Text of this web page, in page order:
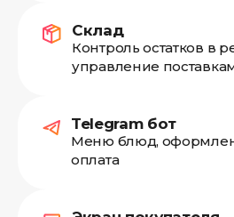
Склад
Контроль остатков в
управление
Telegram бот
Меню блюд,
оплата